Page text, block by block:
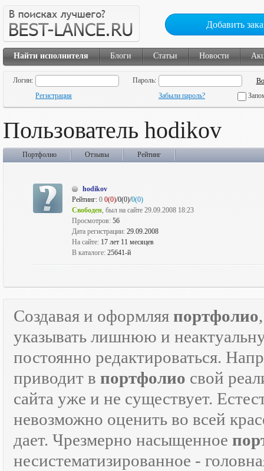
Добавить
Найти исполнителя Блоги Статьи Новости
Логин:
Пароль:
Регистрация
Забыли пароль?
Пользователь hodikov
Портфолио Отзывы Рейтинг
hodikov
Рейтинг: 0 0(0)/0(0)/0(0)
Свободен, был на сайте 29.09.2008 18:23
Просмотров: 56
Дата регистрации: 29.09.2008
На сайте: 17 лет 11 месяцев
В каталоге: 25641-й
Создавая и оформляя портфолио
указывать лишнюю и
постоянно редактироваться.
приводит в портфолио свой
сайта уже и не существует.
невозможно оценить во всей
дает. Чрезмерно насыщенное
несистематизированное -